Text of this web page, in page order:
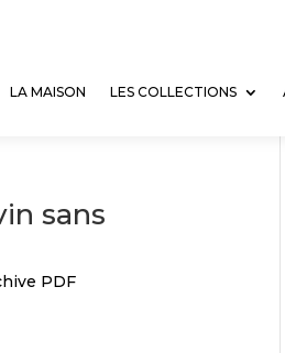
LA MAISON LES COLLECTIONS
sans
PDF